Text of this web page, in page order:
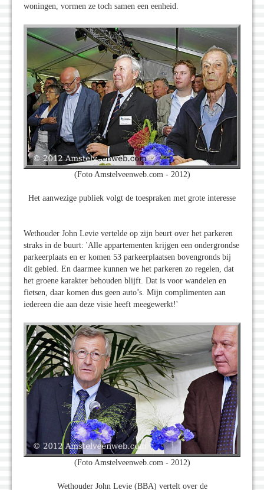
woningen, vormen ze toch samen een eenheid.
(Foto Amstelveenweb.com - 2012)
Het aanwezige publiek volgt de toespraken met grote interesse
Wethouder John Levie vertelde op zijn beurt over het parkeren
straks in de buurt: 'Alle appartementen krijgen een ondergrondse
parkeerplaats en er komen 53 parkeerplaatsen bovengronds bij
dit gebied. En daarmee kunnen we het parkeren zo regelen, dat
het groene karakter behouden blijft. Dat is voor wandelen en
fietsen, daar komen dus geen auto’s. Mijn complimenten aan
iedereen die aan deze visie heeft meegewerkt!'
(Foto Amstelveenweb.com - 2012)
Wethouder John Levie (BBA) vertelt over de